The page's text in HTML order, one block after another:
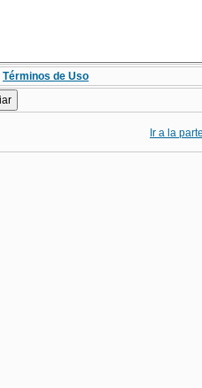
Términos de Uso
Ir a la